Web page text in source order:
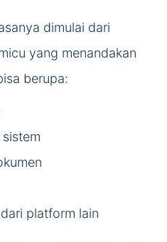
dimulai dari
yang menandakan
berupa:
platform lain